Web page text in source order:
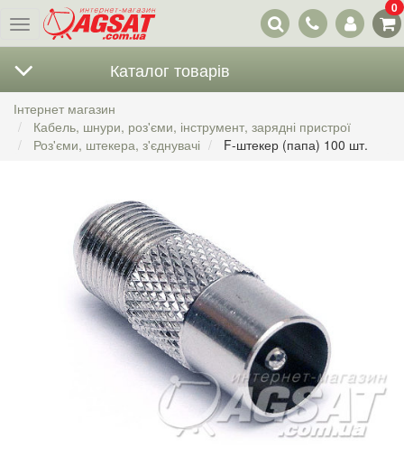
Меню
Наші
контакти
0
Каталог товарів
Інтернет магазин
Кабель, шнури, роз'єми, інструмент, зарядні пристрої
Роз'єми, штекера, з'єднувачі
F-штекер (папа) 100 шт.